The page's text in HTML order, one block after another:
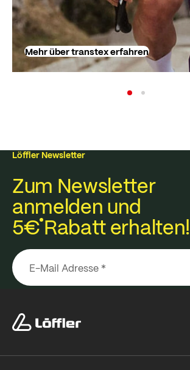
Mehr über transtex erfahren
Löffler Newsletter
Zum Newsletter
anmelden und
5€Rabatt erhalten!